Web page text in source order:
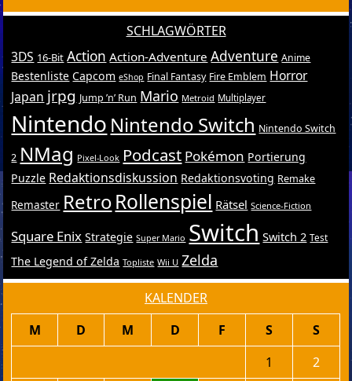
SCHLAGWÖRTER
3DS 16-Bit Action Action-Adventure Adventure Anime
Bestenliste Capcom eShop Final Fantasy Fire Emblem Horror
Japan jrpg Jump ’n’ Run Mario Metroid Multiplayer
Nintendo Nintendo Switch Nintendo Switch
2 NMag Pixel-Look Podcast Pokémon Portierung
Puzzle Redaktionsdiskussion Redaktionsvoting Remake
Remaster RetroRollenspiel Rätsel Science-Fiction
Square Enix Strategie Super Mario Switch Switch 2 Test
The Legend of Zelda Topliste Wii U Zelda
KALENDER
M D M D F S
S
1
2